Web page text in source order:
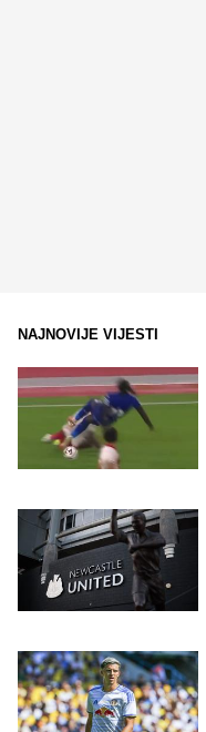
NAJNOVIJE VIJESTI